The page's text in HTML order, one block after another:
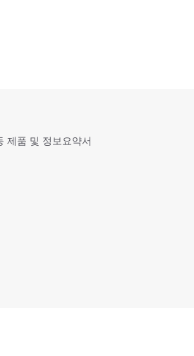
제품 및 정보요약서